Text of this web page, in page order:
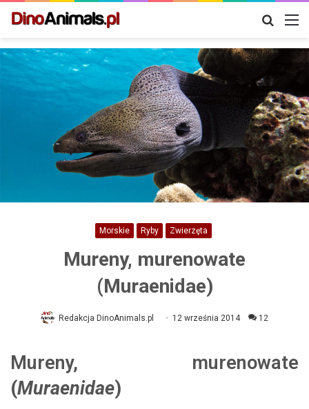
Szukaj
Morskie Ryby Zwierzęta
Mureny, murenowate
(Muraenidae)
Redakcja DinoAnimals.pl 12 września 2014 12
Mureny, murenowate
(Muraenidae)